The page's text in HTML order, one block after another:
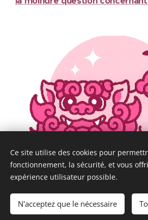
Tous droits réservés @ Chloé in Japan
Ce site utilise des cookies pour
fonctionnement, la sécurité, et vous
expérience utilisateur possible.
N'acceptez que le nécessaire